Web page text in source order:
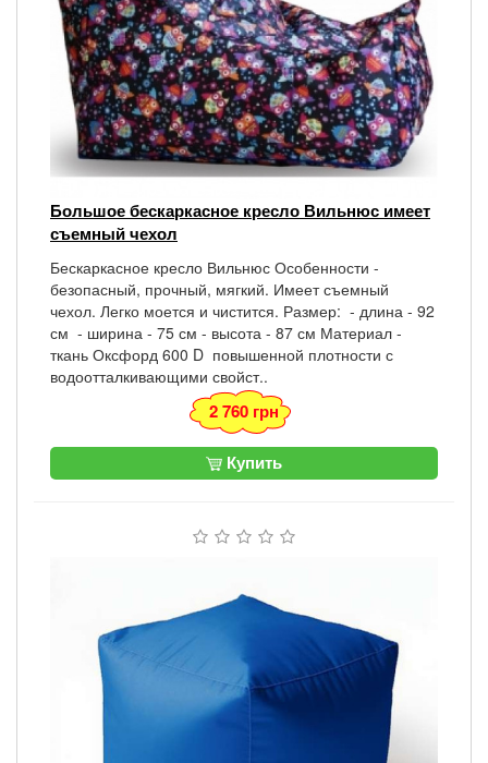
Большое бескаркасное кресло Вильнюс имеет
съемный чехол
Бескаркасное кресло Вильнюс Особенности -
безопасный, прочный, мягкий. Имеет съемный
чехол. Легко моется и чистится. Размер: - длина - 92
см - ширина - 75 см - высота - 87 см Материал -
ткань Оксфорд 600 D повышенной плотности с
водоотталкивающими свойст..
2 760 грн
Купить